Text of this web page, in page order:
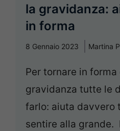
la gravidanza:
in forma
8 Gennaio 2023 Martina
Per tornare in forma
gravidanza tutte le
farlo: aiuta davvero
sentire alla grande.